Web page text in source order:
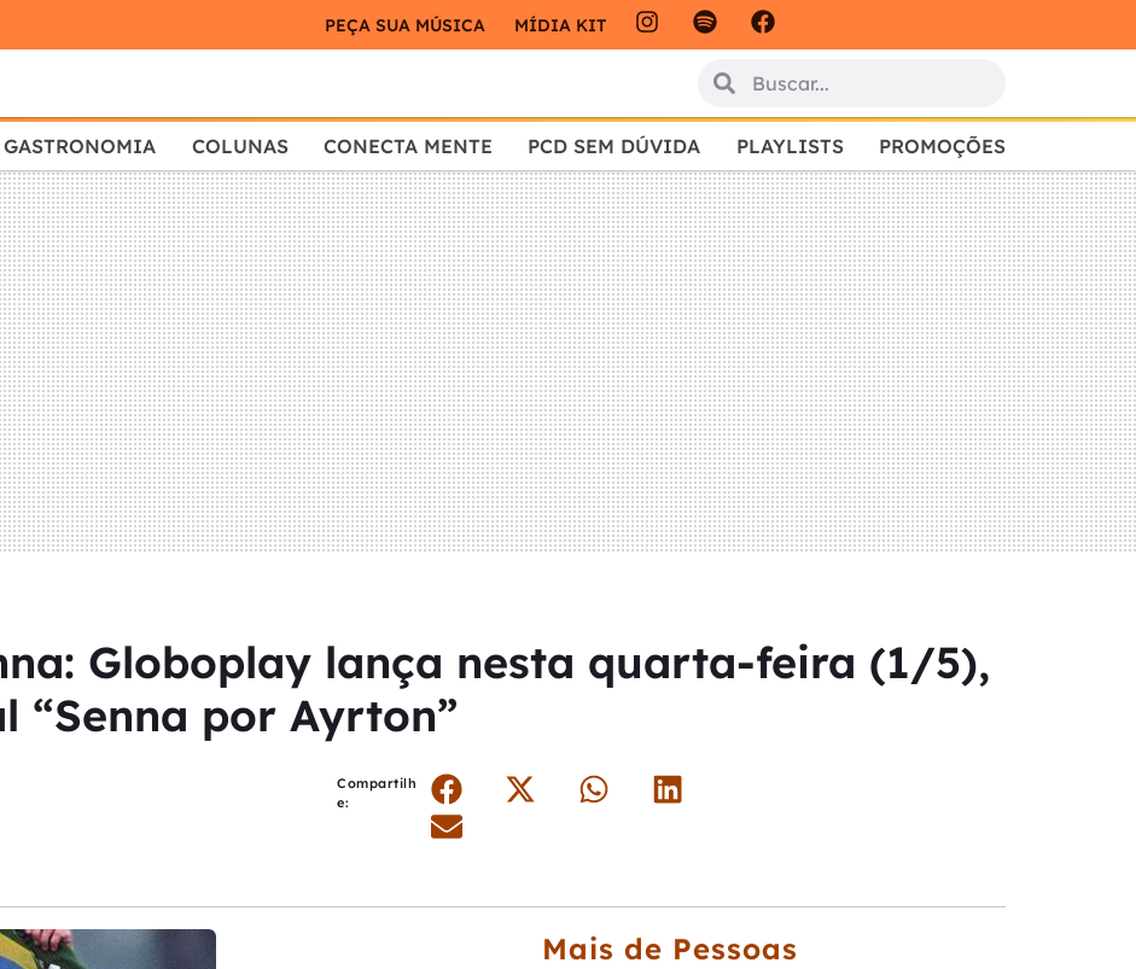
PEÇA SUA MÚSICA MÍDIA KIT
GASTRONOMIA COLUNAS CONECTA MENTE PCD SEM DÚVIDA PLAYLISTS PROMOÇÕES
Globoplay lança nesta quarta-feira (1/5),
“Senna por Ayrton”
Compartilh
e:
Mais de Pessoas